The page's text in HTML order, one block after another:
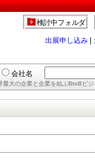
検討中フォルダ
出展申し込み
会社名
最大の企業と企業を結ぶBtoBビ